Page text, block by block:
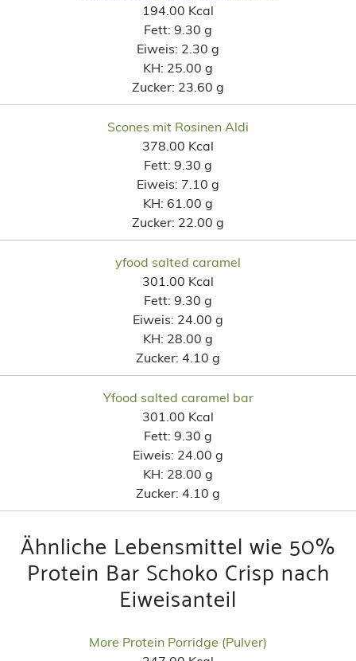
194.00 Kcal
Fett: 9.30 g
Eiweis: 2.30 g
KH: 25.00 g
Zucker: 23.60 g
Scones mit Rosinen Aldi
378.00 Kcal
Fett: 9.30 g
Eiweis: 7.10 g
KH: 61.00 g
Zucker: 22.00 g
yfood salted caramel
301.00 Kcal
Fett: 9.30 g
Eiweis: 24.00 g
KH: 28.00 g
Zucker: 4.10 g
Yfood salted caramel bar
301.00 Kcal
Fett: 9.30 g
Eiweis: 24.00 g
KH: 28.00 g
Zucker: 4.10 g
Ähnliche Lebensmittel wie 50%
Protein Bar Schoko Crisp nach
Eiweisanteil
More Protein Porridge (Pulver)